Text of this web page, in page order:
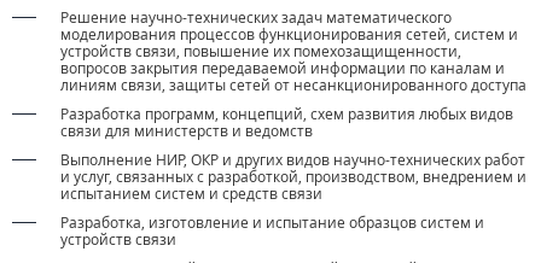
Решение научно-технических задач математического
моделирования процессов функционирования сетей, систем и
устройств связи, повышение их помехозащищенности,
вопросов закрытия передаваемой информации по каналам и
линиям связи, защиты сетей от несанкционированного доступа
Разработка программ, концепций, схем развития любых видов
связи для министерств и ведомств
Выполнение НИР, ОКР и других видов научно-технических работ
и услуг, связанных с разработкой, производством, внедрением и
испытанием систем и средств связи
Разработка, изготовление и испытание образцов систем и
устройств связи